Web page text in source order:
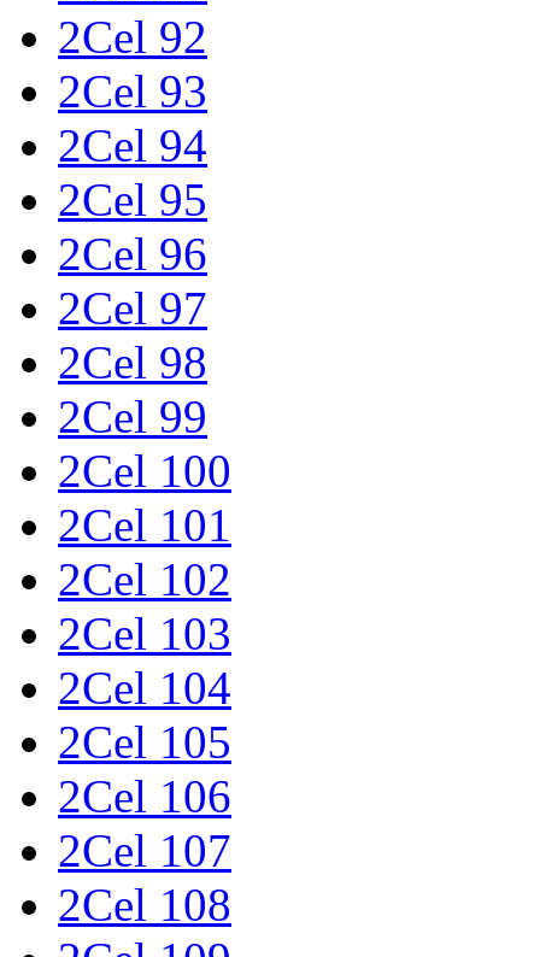
2Cel 92
2Cel 93
2Cel 94
2Cel 95
2Cel 96
2Cel 97
2Cel 98
2Cel 99
2Cel 100
2Cel 101
2Cel 102
2Cel 103
2Cel 104
2Cel 105
2Cel 106
2Cel 107
2Cel 108